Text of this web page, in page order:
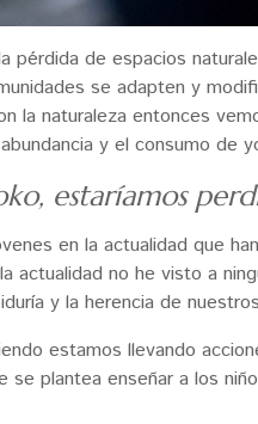
pérdida de espacios
se adapten y
la naturaleza entonces
y el consumo de
estaríamos
en la actualidad que
actualidad no he visto a
y la herencia de
estamos llevando
se plantea enseñar a los